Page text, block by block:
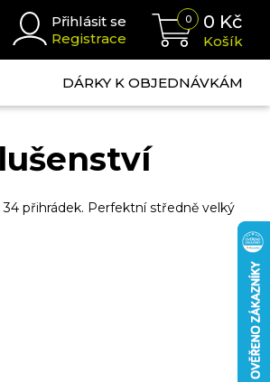
Přihlásit se
Registrace
0 0 Kč
Košík
DÁRKY K OBJEDNÁVKÁM
přihrádek. Perfektní středně velký